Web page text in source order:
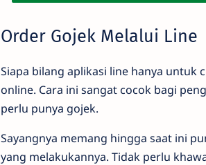
Order Gojek Melalui Line
Siapa bilang aplikasi line hanya
online. Cara ini sangat cocok bagi
perlu punya gojek.
Sayangnya memang hingga saat ini
yang melakukannya. Tidak perlu